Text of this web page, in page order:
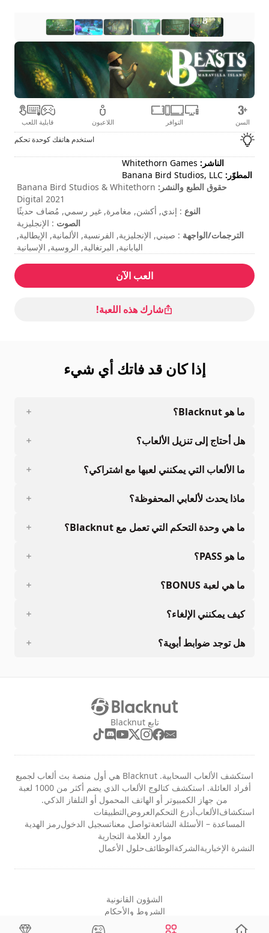
السن التوافر اللاعبون قابلية اللعب
استخدم هاتفك كوحدة تحكم
الناشر: Whitethorn Games
المطوّر: Banana Bird Studios, LLC
حقوق الطبع والنشر: Banana Bird Studios & Whitethorn
Digital 2021
النوع : إندي, أكشن, مغامرة, غير رسمي, مُضاف حديثًا
الصوت : الإنجليزية
الترجمات/الواجهة : صيني, الإنجليزية, الفرنسية, الألمانية, الإيطالية,
اليابانية, البرتغالية, الروسية, الإسبانية
: متوسط
العب الآن
شارك هذه اللعبة!
إذا كان قد فاتك أي شيء
ما هو Blacknut؟
هل أحتاج إلى تنزيل الألعاب؟
ما الألعاب التي يمكنني لعبها مع اشتراكي؟
ماذا يحدث لألعابي المحفوظة؟
ما هي وحدة التحكم التي تعمل مع Blacknut؟
ما هو PASS؟
ما هي لعبة BONUS؟
كيف يمكنني الإلغاء؟
هل توجد ضوابط أبوية؟
تابع Blacknut
استكشف الألعاب السحابية. Blacknut هي أول منصة بث ألعاب لجميع
أفراد العائلة. استكشف كتالوج الألعاب الذي يضم أكثر من 1000 لعبة
من جهاز الكمبيوتر أو الهاتف المحمول أو التلفاز الذكي.
استكشافالألعابأذرع التحكمالعروضالتطبيقات
المساعدة – الأسئلة الشائعةتواصل معناتسجيل الدخولرمز الهدية
موارد العلامة التجارية
النشرة الإخباريةالشركةالوظائفحلول الأعمال
الشؤون القانونية
الشروط والأحكام